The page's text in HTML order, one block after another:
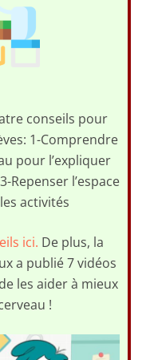
conseils pour
1-Comprendre
pour l’expliquer
Repenser l’espace
activités
ici. De plus, la
a publié 7 vidéos
les aider à mieux
!